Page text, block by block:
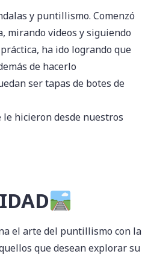
y puntillismo. Comenzó
mirando videos y siguiendo
ha ido logrando que
de hacerlo
ser tapas de botes de
le hicieron desde nuestros
el arte del puntillismo con la
que desean explorar su